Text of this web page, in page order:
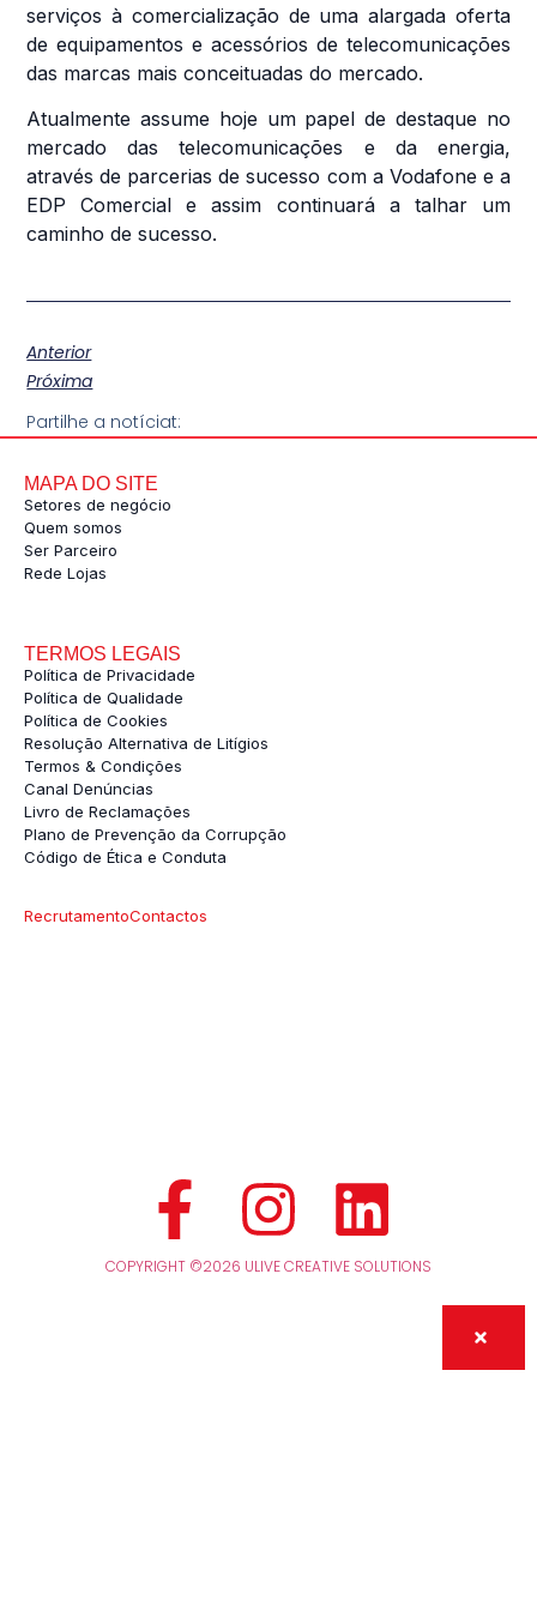
serviços à comercialização de uma alargada oferta
de equipamentos e acessórios de telecomunicações
das marcas mais conceituadas do mercado.
Atualmente assume hoje um papel de destaque no
mercado das telecomunicações e da energia,
através de parcerias de sucesso com a Vodafone e a
EDP Comercial e assim continuará a talhar um
caminho de sucesso.
Anterior
Próxima
Partilhe a notíciat:
MAPA DO SITE
Setores de negócio
Quem somos
Ser Parceiro
Rede Lojas
TERMOS LEGAIS
Política de Privacidade
Política de Qualidade
Política de Cookies
Resolução Alternativa de Litígios
Termos & Condições
Canal Denúncias
Livro de Reclamações
Plano de Prevenção da Corrupção
Código de Ética e Conduta
RecrutamentoContactos
COPYRIGHT ©2026 ULIVE CREATIVE SOLUTIONS